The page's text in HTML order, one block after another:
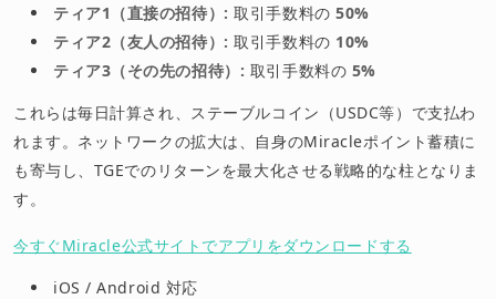
ティア1（直接の招待）: 取引手数料の50%
ティア2（友人の招待）: 取引手数料の 10%
ティア3（その先の招待）: 取引手数料の 5%
これらは毎日計算され、ステーブルコイン（USDC等）で支払わ
れます。ネットワークの拡大は、自身のMiracleポイント蓄積に
も寄与し、TGEでのリターンを最大化させる戦略的な柱となりま
す。
今すぐMiracle公式サイトでアプリをダウンロードする
iOS / Android 対応